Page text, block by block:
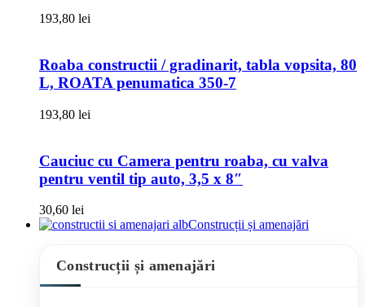
193,80 lei
Roaba constructii / gradinarit, tabla vopsita, 80
L, ROATA penumatica 350-7
193,80 lei
Cauciuc cu Camera pentru roaba, cu valva
pentru ventil tip auto, 3,5 x 8″
30,60 lei
Construcții și amenajări
Construcții și amenajări